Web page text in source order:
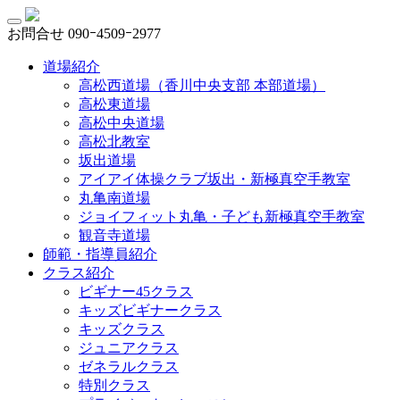
お問合せ 090ｰ4509ｰ2977
道場紹介
高松西道場（香川中央支部 本部道場）
高松東道場
高松中央道場
高松北教室
坂出道場
アイアイ体操クラブ坂出・新極真空手教室
丸亀南道場
ジョイフィット丸亀・子ども新極真空手教室
観音寺道場
師範・指導員紹介
クラス紹介
ビギナー45クラス
キッズビギナークラス
キッズクラス
ジュニアクラス
ゼネラルクラス
特別クラス